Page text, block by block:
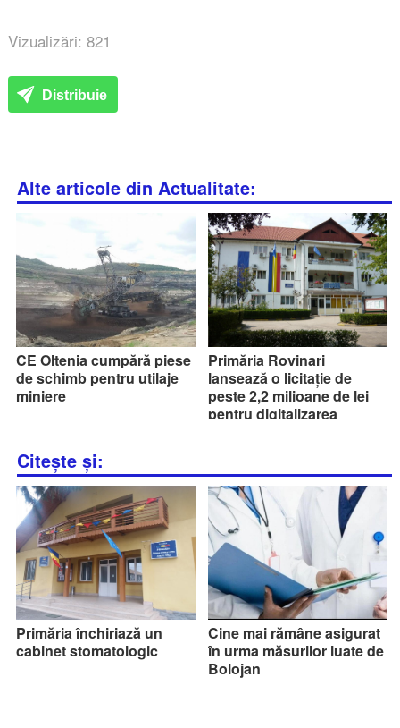
Vizualizări: 821
Distribuie
Alte articole din Actualitate:
CE Oltenia cumpără piese
de schimb pentru utilaje
miniere
Primăria Rovinari
lansează o licitație de
peste 2,2 milioane de lei
pentru digitalizarea
Citește și:
Primăria închiriază un
cabinet stomatologic
Cine mai rămâne asigurat
în urma măsurilor luate de
Bolojan